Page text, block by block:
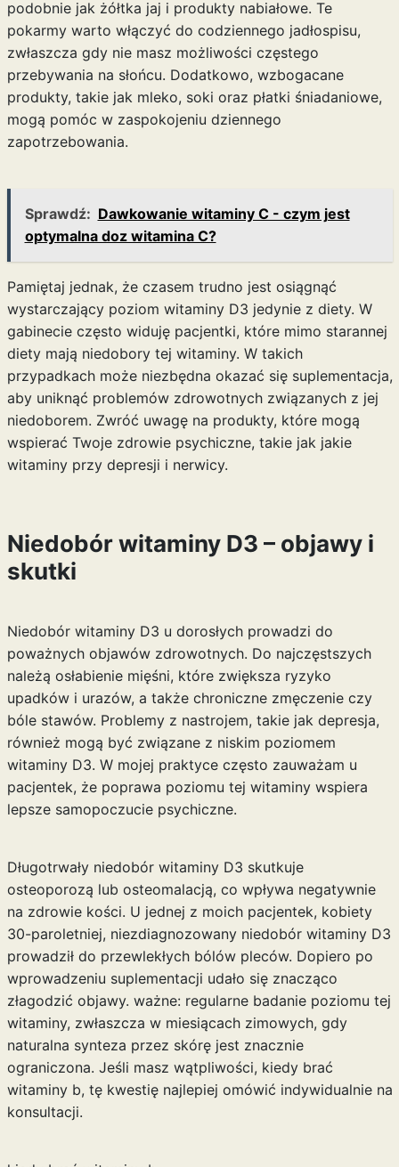
podobnie jak żółtka jaj i produkty nabiałowe. Te
pokarmy warto włączyć do codziennego jadłospisu,
zwłaszcza gdy nie masz możliwości częstego
przebywania na słońcu. Dodatkowo, wzbogacane
produkty, takie jak mleko, soki oraz płatki śniadaniowe,
mogą pomóc w zaspokojeniu dziennego
zapotrzebowania.
Sprawdź: Dawkowanie witaminy C - czym jest
optymalna doz witamina C?
Pamiętaj jednak, że czasem trudno jest osiągnąć
wystarczający poziom witaminy D3 jedynie z diety. W
gabinecie często widuję pacjentki, które mimo starannej
diety mają niedobory tej witaminy. W takich
przypadkach może niezbędna okazać się suplementacja,
aby uniknąć problemów zdrowotnych związanych z jej
niedoborem. Zwróć uwagę na produkty, które mogą
wspierać Twoje zdrowie psychiczne, takie jak jakie
witaminy przy depresji i nerwicy.
Niedobór witaminy D3 – objawy i
skutki
Niedobór witaminy D3 u dorosłych prowadzi do
poważnych objawów zdrowotnych. Do najczęstszych
należą osłabienie mięśni, które zwiększa ryzyko
upadków i urazów, a także chroniczne zmęczenie czy
bóle stawów. Problemy z nastrojem, takie jak depresja,
również mogą być związane z niskim poziomem
witaminy D3. W mojej praktyce często zauważam u
pacjentek, że poprawa poziomu tej witaminy wspiera
lepsze samopoczucie psychiczne.
Długotrwały niedobór witaminy D3 skutkuje
osteoporozą lub osteomalacją, co wpływa negatywnie
na zdrowie kości. U jednej z moich pacjentek, kobiety
30-paroletniej, niezdiagnozowany niedobór witaminy D3
prowadził do przewlekłych bólów pleców. Dopiero po
wprowadzeniu suplementacji udało się znacząco
złagodzić objawy. ważne: regularne badanie poziomu tej
witaminy, zwłaszcza w miesiącach zimowych, gdy
naturalna synteza przez skórę jest znacznie
ograniczona. Jeśli masz wątpliwości, kiedy brać
witaminy b, tę kwestię najlepiej omówić indywidualnie na
konsultacji.